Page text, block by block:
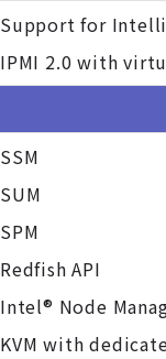
Support for
IPMI 2.0 with
SSM
SUM
SPM
Redfish API
Intel® Node
KVM with